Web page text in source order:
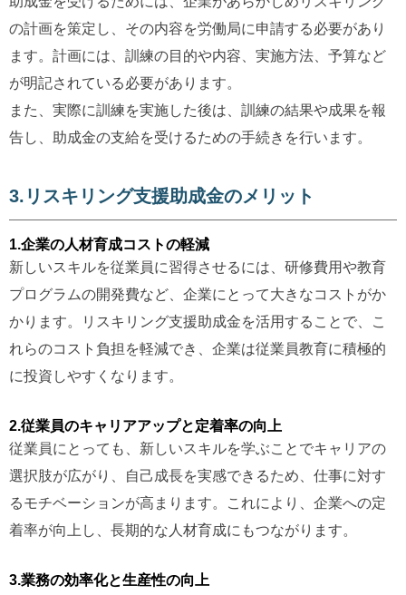
の計画を策定し、その内容を労働局に申請する必要があり
ます。計画には、訓練の目的や内容、実施方法、予算など
が明記されている必要があります。
また、実際に訓練を実施した後は、訓練の結果や成果を報
告し、助成金の支給を受けるための手続きを行います。
3.リスキリング支援助成金のメリット
1.企業の人材育成コストの軽減
新しいスキルを従業員に習得させるには、研修費用や教育
プログラムの開発費など、企業にとって大きなコストがか
かります。リスキリング支援助成金を活用することで、こ
れらのコスト負担を軽減でき、企業は従業員教育に積極的
に投資しやすくなります。
2.従業員のキャリアアップと定着率の向上
従業員にとっても、新しいスキルを学ぶことでキャリアの
選択肢が広がり、自己成長を実感できるため、仕事に対す
るモチベーションが高まります。これにより、企業への定
着率が向上し、長期的な人材育成にもつながります。
3.業務の効率化と生産性の向上